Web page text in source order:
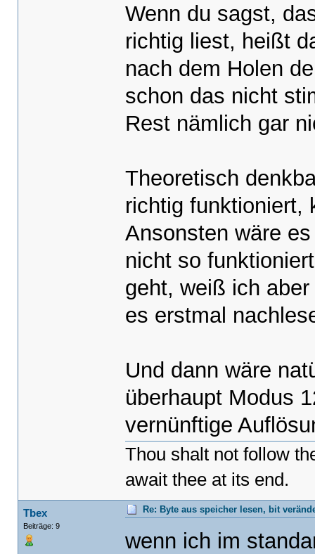
break;
}
}
//byte zurück in video speicher
outportw(0x3c4,0x0102);//plane 0
outportw(0x3c4,0x0202);//plane 1
k_memset((vidmem + BytePos),
outportw(0x3c4,0x0802);//plane 3
k_memset((vidmem + BytePos),
outportw(0x3c4,0x0F02);//restore
}
Wenn du sagst,
richtig liest, heißt
nach dem Holen
schon das nicht
Rest nämlich gar
Theoretisch
richtig funktioniert,
Ansonsten wäre
nicht so
geht, weiß ich
es erstmal
Und dann wäre
überhaupt Modus
vernünftige
Thou shalt not follow
await thee at its end.
Tbex
Beiträge: 9
Re: Byte aus speicher lesen, bit
wenn ich im